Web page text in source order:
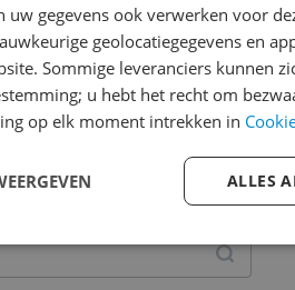
prijsupdate
uw gegevens ook verwerken voor
geolocatiegegevens en
Sommige leveranciers kunnen
u hebt het recht om
op elk moment intrekken in
ALLES